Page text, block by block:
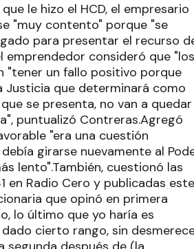
le hizo el HCD, el empresario
"muy contento" porque "se
para presentar el recurso
emprendedor consideró que "los
"tener un fallo positivo porque
Justicia que determinará como
se presenta, no van a quedar
puntualizó Contreras.Agregó
"era una cuestión
girarse nuevamente al
lento".También, cuestionó las
en Radio Cero y publicadas este
que opinó en primera
lo último que yo haría es
cierto rango, sin